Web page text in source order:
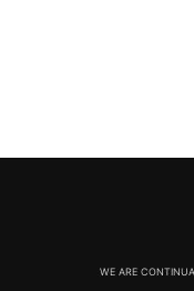
WE ARE